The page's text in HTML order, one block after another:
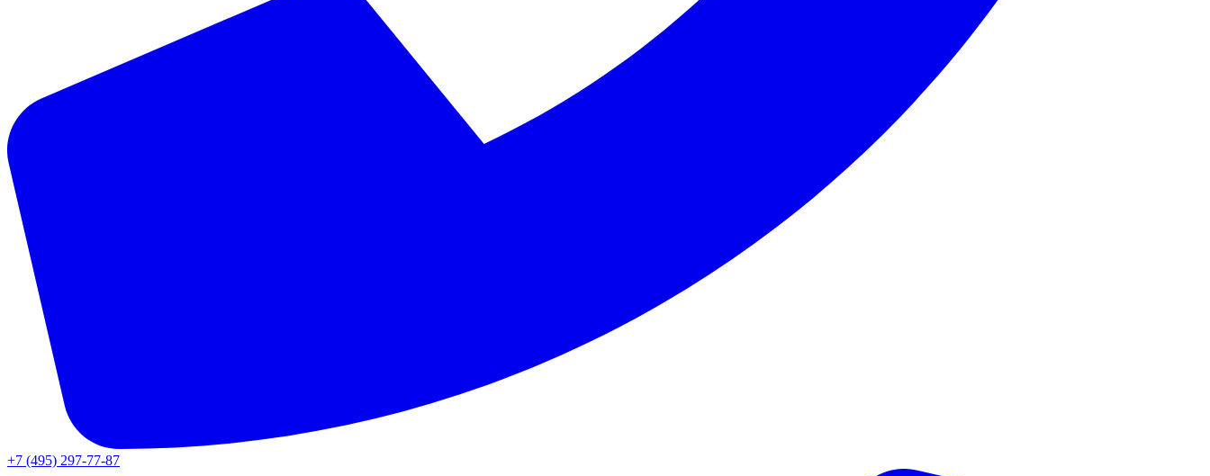
+7 (495) 297-77-87